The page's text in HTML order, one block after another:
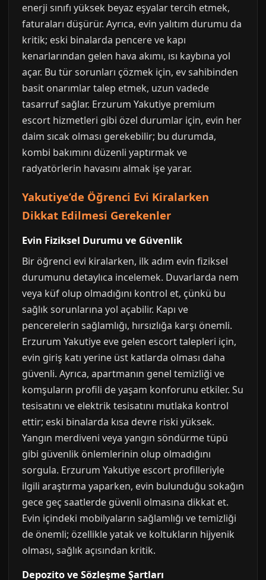
enerji sınıfı yüksek beyaz eşyalar tercih etmek,
faturaları düşürür. Ayrıca, evin yalıtım durumu da
kritik; eski binalarda pencere ve kapı
kenarlarından gelen hava akımı, ısı kaybına yol
açar. Bu tür sorunları çözmek için, ev sahibinden
basit onarımlar talep etmek, uzun vadede
tasarruf sağlar. Erzurum Yakutiye premium
escort hizmetleri gibi özel durumlar için, evin her
daim sıcak olması gerekebilir; bu durumda,
kombi bakımını düzenli yaptırmak ve
radyatörlerin havasını almak işe yarar.
Yakutiye’de Öğrenci Evi Kiralarken
Dikkat Edilmesi Gerekenler
Evin Fiziksel Durumu ve Güvenlik
Bir öğrenci evi kiralarken, ilk adım evin fiziksel
durumunu detaylıca incelemek. Duvarlarda nem
veya küf olup olmadığını kontrol et, çünkü bu
sağlık sorunlarına yol açabilir. Kapı ve
pencerelerin sağlamlığı, hırsızlığa karşı önemli.
Erzurum Yakutiye eve gelen escort talepleri için,
evin giriş katı yerine üst katlarda olması daha
güvenli. Ayrıca, apartmanın genel temizliği ve
komşuların profili de yaşam konforunu etkiler. Su
tesisatını ve elektrik tesisatını mutlaka kontrol
ettir; eski binalarda kısa devre riski yüksek.
Yangın merdiveni veya yangın söndürme tüpü
gibi güvenlik önlemlerinin olup olmadığını
sorgula. Erzurum Yakutiye escort profilleriyle
ilgili araştırma yaparken, evin bulunduğu sokağın
gece geç saatlerde güvenli olmasına dikkat et.
Evin içindeki mobilyaların sağlamlığı ve temizliği
de önemli; özellikle yatak ve koltukların hijyenik
olması, sağlık açısından kritik.
Depozito ve Sözleşme Şartları